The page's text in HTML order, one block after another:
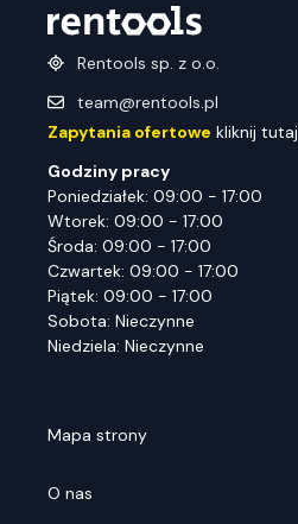
Rentools sp. z o.o.
team@rentools.pl
Zapytania ofertowe kliknij tutaj
Godziny pracy
Poniedziałek: 09:00 - 17:00
Wtorek: 09:00 - 17:00
Środa: 09:00 - 17:00
Czwartek: 09:00 - 17:00
Piątek: 09:00 - 17:00
Sobota: Nieczynne
Niedziela: Nieczynne
Mapa strony
O nas